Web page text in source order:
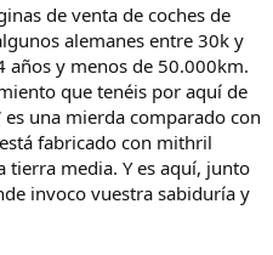
de venta de coches de
alemanes entre 30k y
años y menos de 50.000km.
que tenéis por aquí de
una mierda comparado con
fabricado con mithril
tierra media. Y es aquí, junto
invoco vuestra sabiduría y